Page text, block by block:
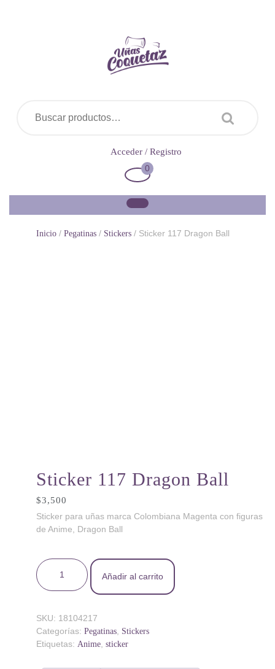
Acceder / Registro
Carrito
0
Inicio / Pegatinas / Stickers / Sticker 117 Dragon Ball
Sticker 117 Dragon Ball
$3,500
Sticker para uñas marca Colombiana Magenta con figuras
de Anime, Dragon Ball
Sticker 117 Dragon Ball cantidad
Añadir al carrito
SKU: 18104217
Categorías: Pegatinas, Stickers
Etiquetas: Anime, sticker